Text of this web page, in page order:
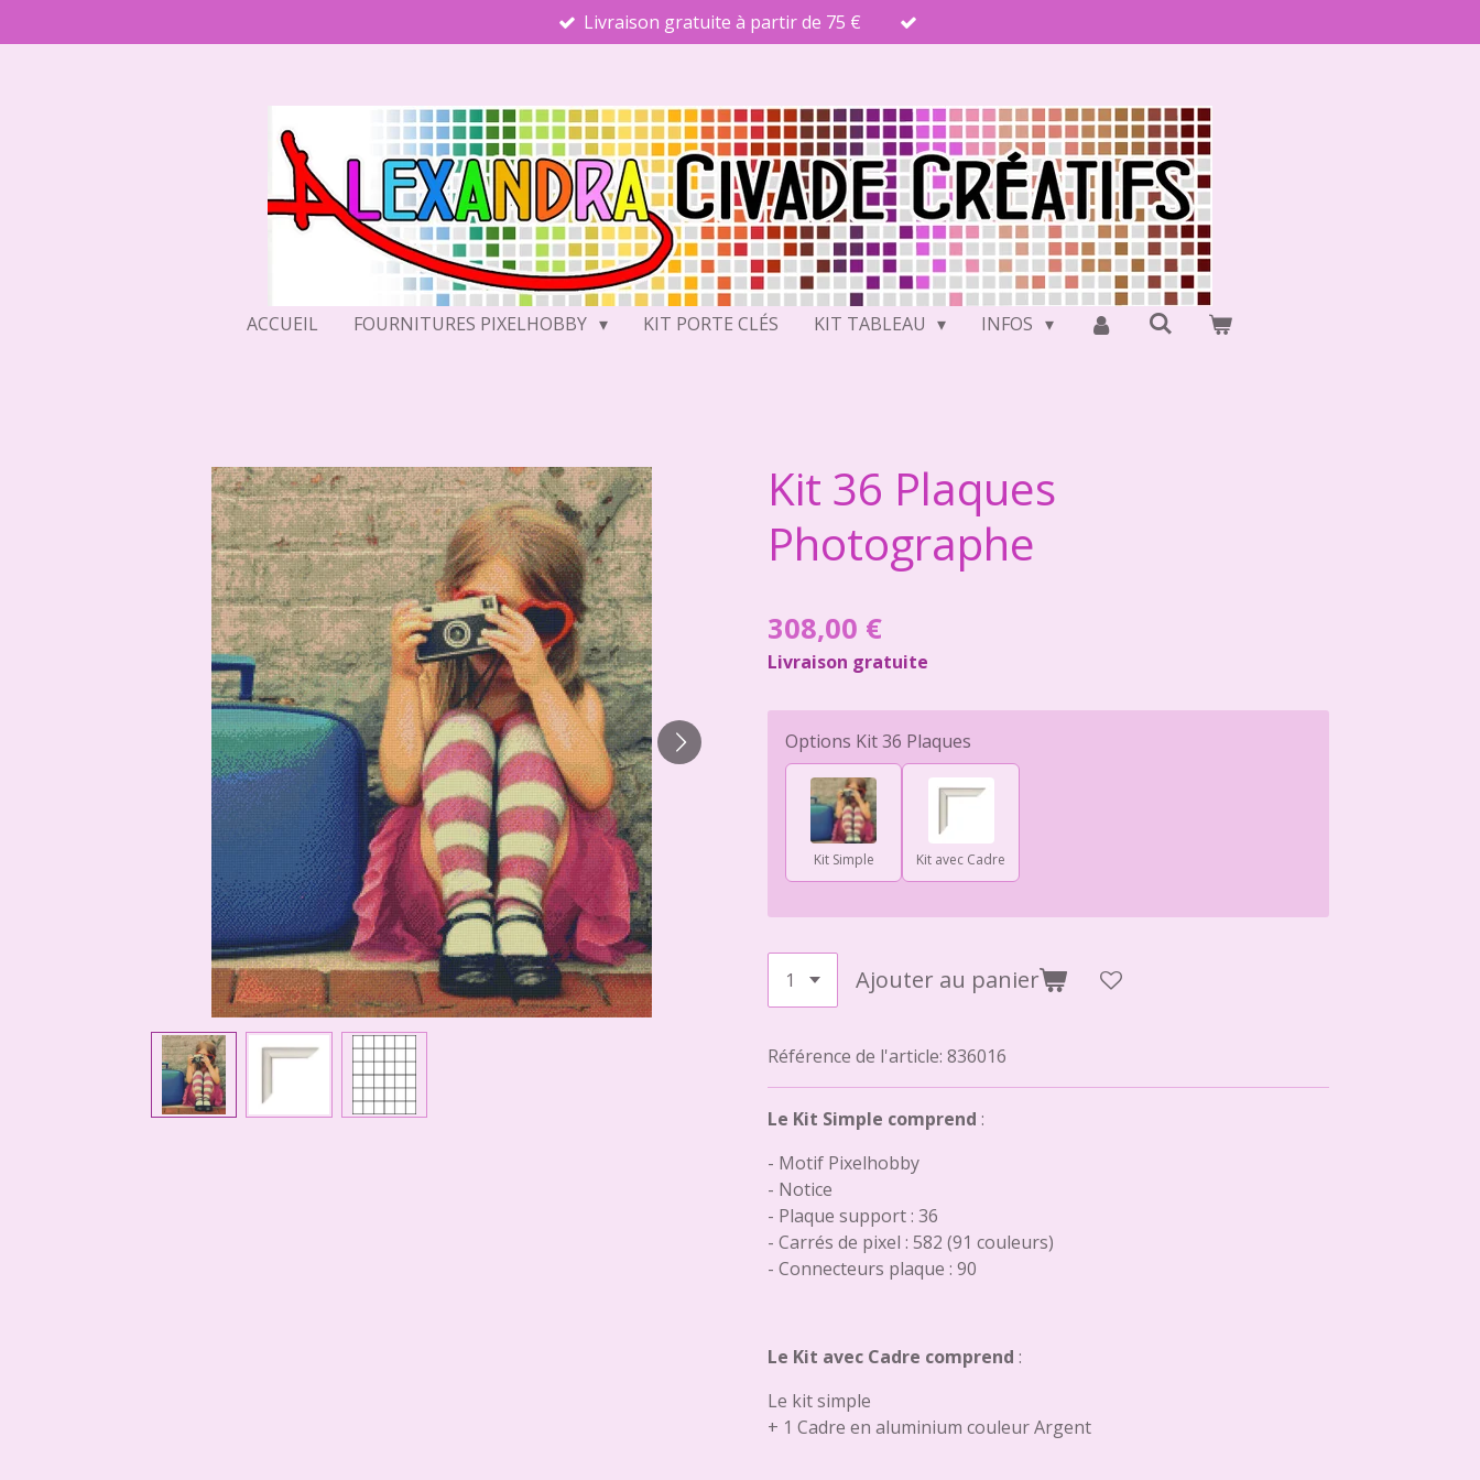
au
Livraison gratuite à partir de 75 €
ACCUEIL FOURNITURES PIXELHOBBY KIT PORTE CLÉS KIT TABLEAU INFOS
Kit 36 Plaques
Photographe
308,00 €
Livraison gratuite
Options Kit 36 Plaques
Kit Simple Kit avec Cadre
Ajouter au panier
Référence de l'article: 836016
Le Kit Simple comprend :
- Motif Pixelhobby
- Notice
- Plaque support : 36
- Carrés de pixel : 582 (91 couleurs)
- Connecteurs plaque : 90
Le Kit avec Cadre comprend :
Le kit simple
+ 1 Cadre en aluminium couleur Argent